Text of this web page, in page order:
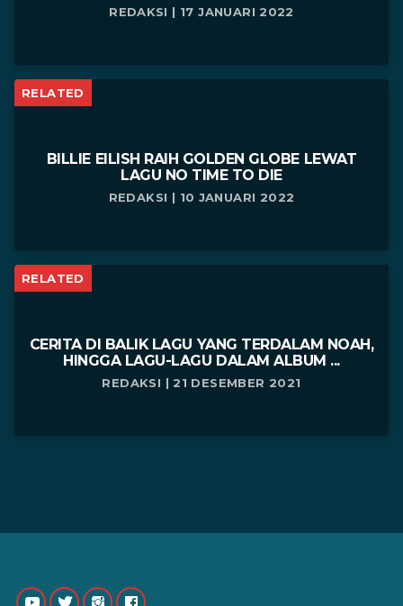
REDAKSI | 17 JANUARI 2022
RELATED
BILLIE EILISH RAIH GOLDEN GLOBE LEWAT
LAGU NO TIME TO DIE
REDAKSI | 10 JANUARI 2022
RELATED
CERITA DI BALIK LAGU YANG TERDALAM NOAH,
HINGGA LAGU-LAGU DALAM ALBUM ...
REDAKSI | 21 DESEMBER 2021